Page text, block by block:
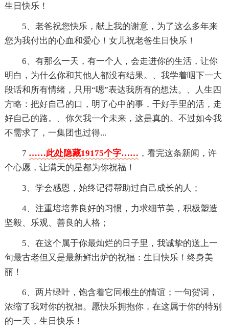
生日快乐！
5、老爸祝您快乐，献上我的谢意，为了这么多年来
您为我付出的心血和爱心！女儿祝老爸生日快乐！
6、有那么一天，有一个人，会走进你的生活，让你
明白，为什么你和其他人都没有结果。、我学着咽下一大
段话和所有情绪，只用“嗯”表达我所有的想法。、人生四
方略：把好自己的口，明了心中的事，干好手里的活，走
好自己的路。、你欠我一个未来，这是真的。不过如今我
不需求了，一集团也过得...
7 ……此处隐藏19175个字…… ，看完这条新闻，许
个心愿，让满天的星都为你祝福！
3、学会感恩，始终记得帮助过自己成长的人；
4、注重培培养良好的习惯，力求细节美，积极塑造
坚毅、乐观、善良的人格；
5、在这个属于你最灿烂的日子里，我诚挚的送上一
句最古老但又是最新鲜出炉的祝福：生日快乐！终身美
丽！
6、两片绿叶，饱含着它同根生的情谊；一句贺词，
浓缩了我对你的祝福。愿快乐拥抱你，在这属于你的特别
的一天，生日快乐！